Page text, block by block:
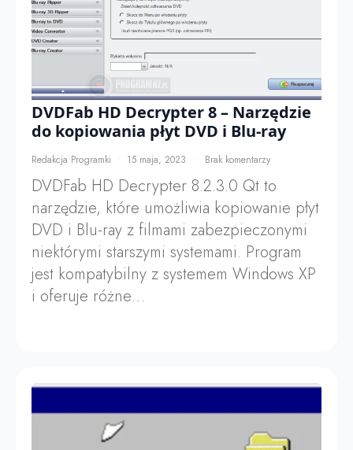
DVDFab HD Decrypter 8 – Narzędzie
do kopiowania płyt DVD i Blu-ray
Redakcja Programki 15 maja, 2023 Brak komentarzy
DVDFab HD Decrypter 8.2.3.0 Qt to
narzędzie, które umożliwia kopiowanie płyt
DVD i Blu-ray z filmami zabezpieczonymi
niektórymi starszymi systemami. Program
jest kompatybilny z systemem Windows XP
i oferuje różne…